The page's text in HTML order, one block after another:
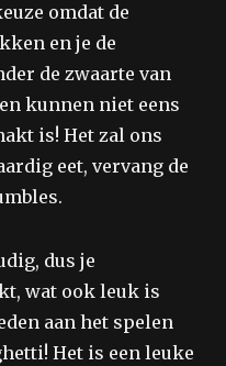
omdat de
en je de
de zwaarte van
kunnen niet eens
is! Het zal ons
eet, vervang de
dus je
wat ook leuk is
aan het spelen
Het is een leuke